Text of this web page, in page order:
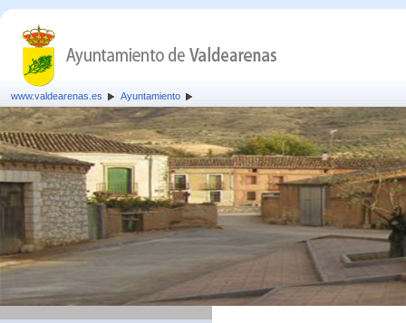
www.valdearenas.es Ayuntamiento